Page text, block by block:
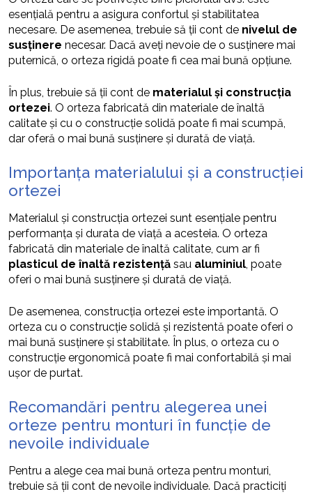
esențială pentru a asigura confortul și stabilitatea
necesare. De asemenea, trebuie să ții cont de nivelul de
susținere necesar. Dacă aveți nevoie de o susținere mai
puternică, o orteza rigidă poate fi cea mai bună opțiune.
În plus, trebuie să ții cont de materialul și construcția
ortezei. O orteza fabricată din materiale de înaltă
calitate și cu o construcție solidă poate fi mai scumpă,
dar oferă o mai bună susținere și durată de viață.
Importanța materialului și a construcției
ortezei
Materialul și construcția ortezei sunt esențiale pentru
performanța și durata de viață a acesteia. O orteza
fabricată din materiale de înaltă calitate, cum ar fi
plasticul de înaltă rezistență sau aluminiul, poate
oferi o mai bună susținere și durată de viață.
De asemenea, construcția ortezei este importantă. O
orteza cu o construcție solidă și rezistentă poate oferi o
mai bună susținere și stabilitate. În plus, o orteza cu o
construcție ergonomică poate fi mai confortabilă și mai
ușor de purtat.
Recomandări pentru alegerea unei
orteze pentru monturi în funcție de
nevoile individuale
Pentru a alege cea mai bună orteza pentru monturi,
trebuie să ții cont de nevoile individuale. Dacă practiciți